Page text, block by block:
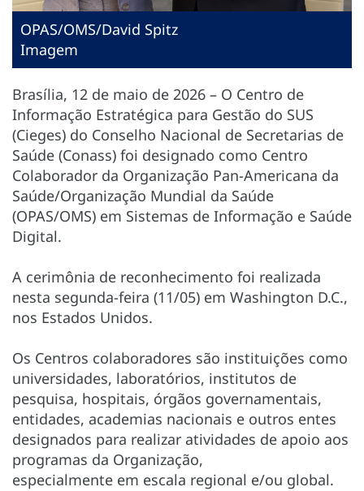
OPAS/OMS/David Spitz
Imagem
Brasília, 12 de maio de 2026 – O Centro de
Informação Estratégica para Gestão do SUS
(Cieges) do Conselho Nacional de Secretarias de
Saúde (Conass) foi designado como Centro
Colaborador da Organização Pan-Americana da
Saúde/Organização Mundial da Saúde
(OPAS/OMS) em Sistemas de Informação e Saúde
Digital.
A cerimônia de reconhecimento foi realizada
nesta segunda-feira (11/05) em Washington D.C.,
nos Estados Unidos.
Os Centros colaboradores são instituições como
universidades, laboratórios, institutos de
pesquisa, hospitais, órgãos governamentais,
entidades, academias nacionais e outros entes
designados para realizar atividades de apoio aos
programas da Organização,
especialmente em escala regional e/ou global.